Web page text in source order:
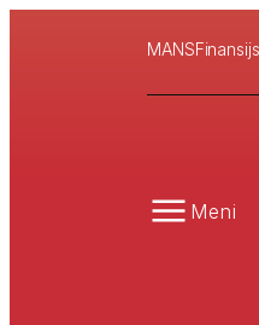
MANS
Meni